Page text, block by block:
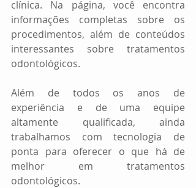
clínica. Na página, você encontra
informações completas sobre os
procedimentos, além de conteúdos
interessantes sobre tratamentos
odontológicos.
Além de todos os anos de
experiência e de uma equipe
altamente qualificada, ainda
trabalhamos com tecnologia de
ponta para oferecer o que há de
melhor em tratamentos
odontológicos.